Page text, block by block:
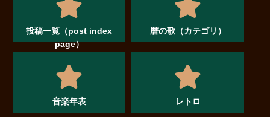
投稿一覧（post index
page）
暦の歌（カテゴリ）
音楽年表 レトロ